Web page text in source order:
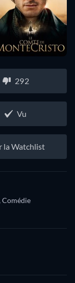
292
Vu
la Watchlist